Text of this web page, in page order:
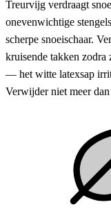
Treurvijg verdraagt
onevenwichtige
scherpe snoeischaar.
kruisende takken zodra
— het witte latexsap
Verwijder niet meer